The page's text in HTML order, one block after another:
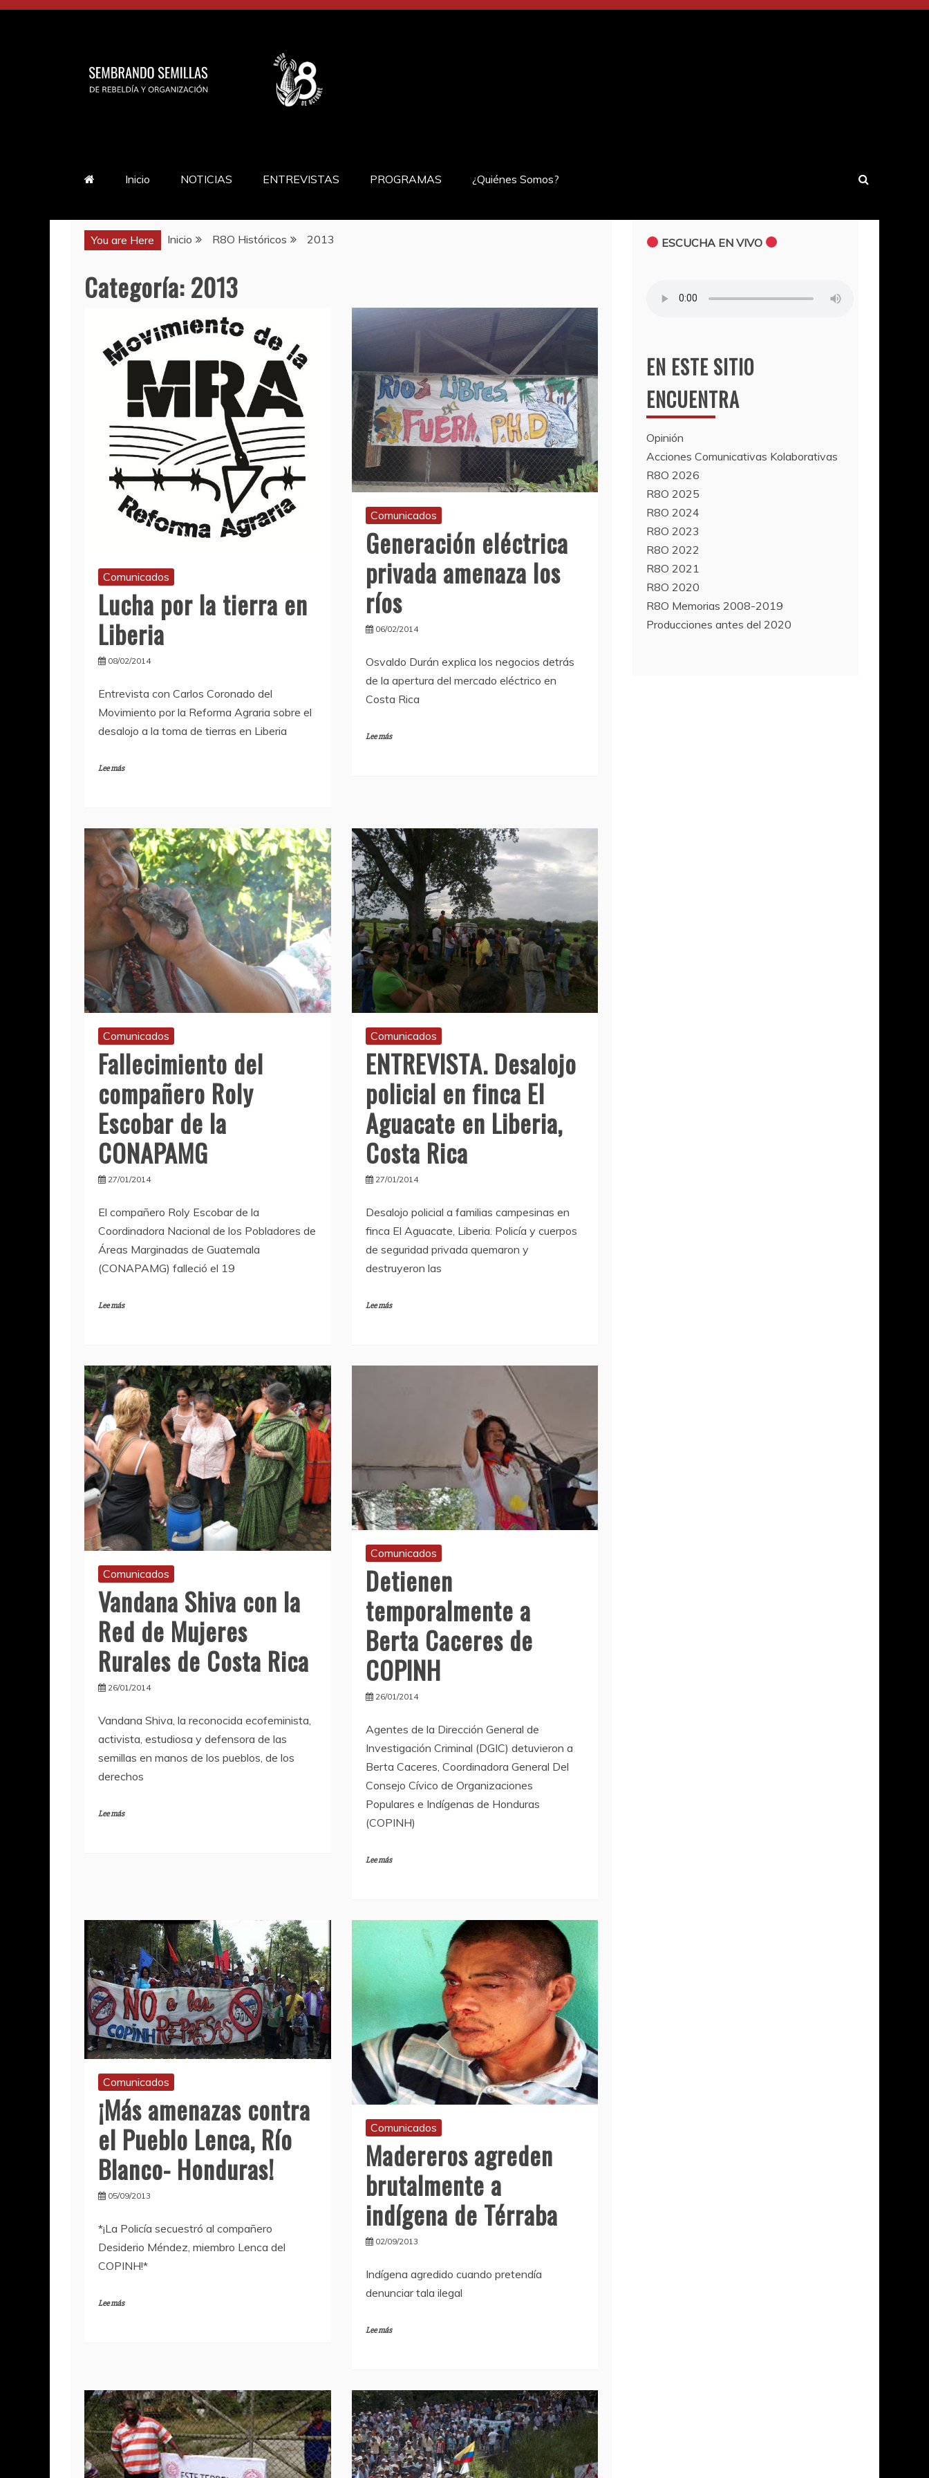
Saltar
Inicio NOTICIAS ENTREVISTAS PROGRAMAS ¿Quiénes Somos?
You are Here Inicio R8O Históricos 2013
Categoría:2013
Comunicados
Lucha por la tierra en
Liberia
08/02/2014
Entrevista con Carlos Coronado del
Movimiento por la Reforma Agraria sobre el
desalojo a la toma de tierras en Liberia
Lee más
Comunicados
Generación eléctrica
privada amenaza los
ríos
06/02/2014
Osvaldo Durán explica los negocios detrás
de la apertura del mercado eléctrico en
Costa Rica
Lee más
Comunicados
Fallecimiento del
compañero Roly
Escobar de la
CONAPAMG
27/01/2014
El compañero Roly Escobar de la
Coordinadora Nacional de los Pobladores de
Áreas Marginadas de Guatemala
(CONAPAMG) falleció el 19
Lee más
Comunicados
ENTREVISTA. Desalojo
policial en finca El
Aguacate en Liberia,
Costa Rica
27/01/2014
Desalojo policial a familias campesinas en
finca El Aguacate, Liberia. Policía y cuerpos
de seguridad privada quemaron y
destruyeron las
Lee más
Comunicados
Vandana Shiva con la
Red de Mujeres
Rurales de Costa Rica
26/01/2014
Vandana Shiva, la reconocida ecofeminista,
activista, estudiosa y defensora de las
semillas en manos de los pueblos, de los
derechos
Lee más
Comunicados
Detienen
temporalmente a
Berta Caceres de
COPINH
26/01/2014
Agentes de la Dirección General de
Investigación Criminal (DGIC) detuvieron a
Berta Caceres, Coordinadora General Del
Consejo Cívico de Organizaciones
Populares e Indígenas de Honduras
(COPINH)
Lee más
Comunicados
¡Más amenazas contra
el Pueblo Lenca, Río
Blanco- Honduras!
05/09/2013
*¡La Policía secuestró al compañero
Desiderio Méndez, miembro Lenca del
COPINH!*
Lee más
Comunicados
Madereros agreden
brutalmente a
indígena de Térraba
02/09/2013
Indígena agredido cuando pretendía
denunciar tala ilegal
Lee más
ESCUCHA EN VIVO
EN ESTE SITIO
ENCUENTRA
Opinión
Acciones Comunicativas Kolaborativas
R8O 2026
R8O 2025
R8O 2024
R8O 2023
R8O 2022
R8O 2021
R8O 2020
R8O Memorias 2008-2019
Producciones antes del 2020